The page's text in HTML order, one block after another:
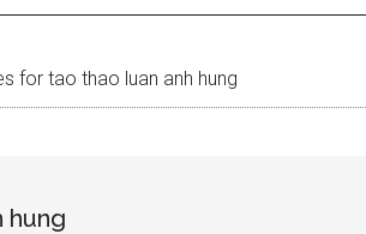
for tao thao luan anh hung
hung